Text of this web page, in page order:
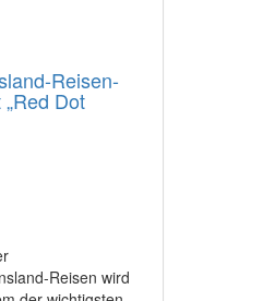
Reisen-
Dot
Reisen wird